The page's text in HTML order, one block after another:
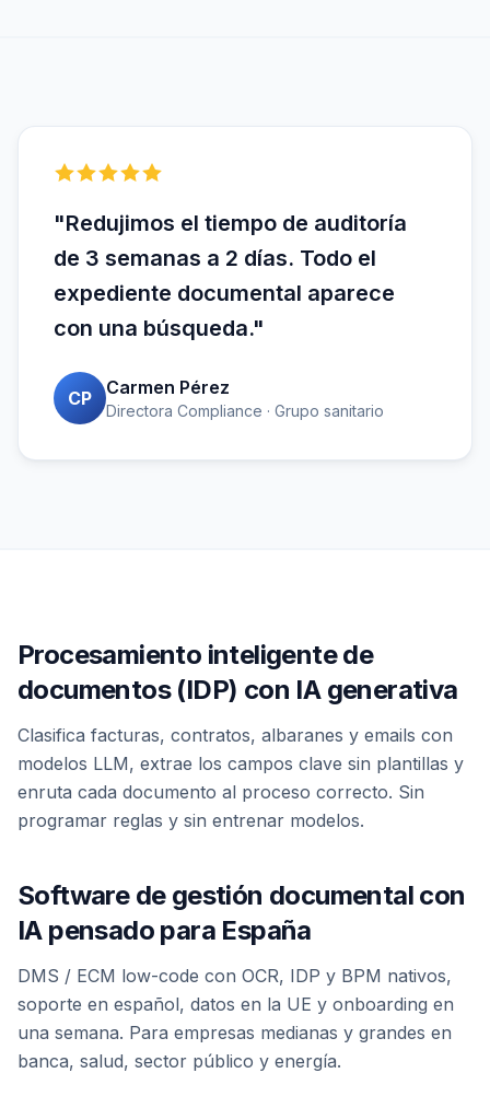
"Redujimos el tiempo de auditoría
de 3 semanas a 2 días. Todo el
expediente documental aparece
con una búsqueda."
CP Carmen Pérez
Directora Compliance · Grupo sanitario
Procesamiento inteligente de
documentos (IDP) con IA generativa
Clasifica facturas, contratos, albaranes y emails con
modelos LLM, extrae los campos clave sin plantillas y
enruta cada documento al proceso correcto. Sin
programar reglas y sin entrenar modelos.
Software de gestión documental con
IA pensado para España
DMS / ECM low-code con OCR, IDP y BPM nativos,
soporte en español, datos en la UE y onboarding en
una semana. Para empresas medianas y grandes en
banca, salud, sector público y energía.